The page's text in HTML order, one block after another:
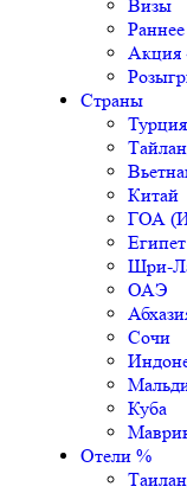
Визы
Акция
Страны
Турция
Китай
ГОА
Египет
Шри-
ОАЭ
Сочи
Куба
Отели %